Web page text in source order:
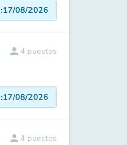
:17/08/2026
person 4 puestos
:17/08/2026
person 4 puestos